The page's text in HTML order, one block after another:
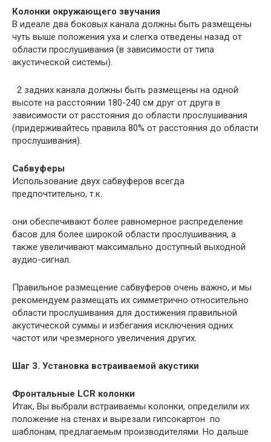
Колонки окружающего звучания
В идеале два боковых канала должны быть размещены
чуть выше положения уха и слегка отведены назад от
области прослушивания (в зависимости от типа
акустической системы).
2 задних канала должны быть размещены на одной
высоте на расстоянии 180-240 см друг от друга в
зависимости от расстояния до области прослушивания
(придерживайтесь правила 80% от расстояния до области
прослушивания).
Сабвуферы
Использование двух сабвуферов всегда
предпочтительно, т.к.
они обеспечивают более равномерное распределение
басов для более широкой области прослушивания, а
также увеличивают максимально доступный выходной
аудио-сигнал.
Правильное размещение сабвуферов очень важно, и мы
рекомендуем размещать их симметрично относительно
области прослушивания для достижения правильной
акустической суммы и избегания исключения одних
частот или чрезмерного увеличения других.
Шаг 3. Установка встраиваемой акустики
Фронтальные LCR колонки
Итак, Вы выбрали встраиваемы колонки, определили их
положение на стенах и вырезали гипсокартон по
шаблонам, предлагаемым производителями. Но дальше